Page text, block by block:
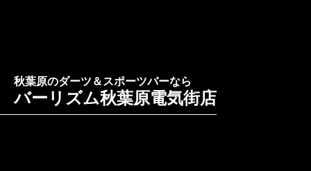
秋葉原のダーツ＆スポーツバーなら
バーリズム秋葉原電気街店